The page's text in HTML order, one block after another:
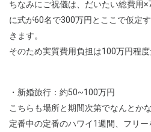
ちなみにご祝儀は、だいたい総費用
に式が60名で300万円とここで仮定
きます。
そのため実質費用負担は100万円程度
・新婚旅行：約50~100万円
こちらも場所と期間次第でなんとか
定番中の定番のハワイ1週間、フリ